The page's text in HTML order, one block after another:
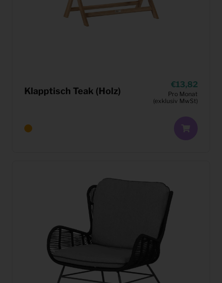
Klapptisch Teak (Holz)
13,82
Pro Monat
(exklusiv MwSt)